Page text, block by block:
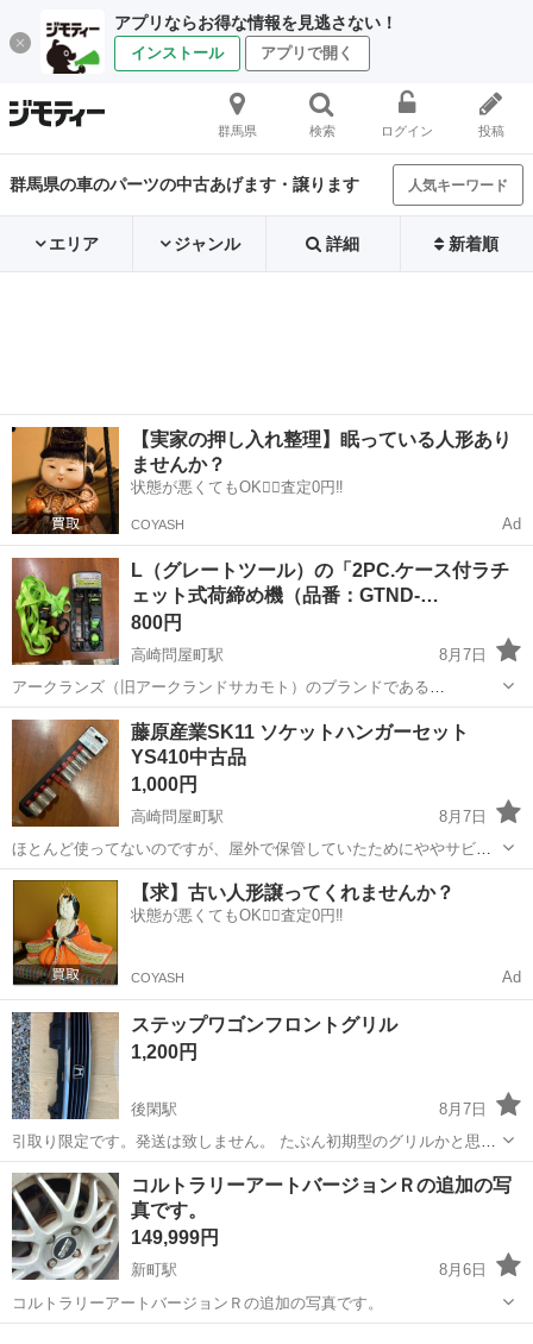
アプリならお得な情報を見逃さない！
インストール アプリで開く
群馬県 検索 ログイン 投稿
群馬県の車のパーツの中古あげます・譲ります 人気キーワード
エリア ジャンル 詳細 新着順
【実家の押し入れ整理】眠っている人形あり
ませんか？
状態が悪くてもOK🙆‍♀️査定0円‼️
COYASH Ad
L（グレートツール）の「2PC.ケース付ラチ
ェット式荷締め機（品番：GTND-…
800円
高崎問屋町駅
8月7日
アークランズ（旧アークランドサカモト）のブランドである
GREATTOOL（グレートツール）の「2PC.ケース付ラチェット式荷締
め機（品番：GTND-25W）」です。 片方だけ1回使いました ラチェッ
ト構造により、軽い力で...
群馬 高崎市 高崎問屋町駅 キャリア、ラック
ラチェット
藤原産業SK11 ソケットハンガーセット
YS410中古品
1,000円
高崎問屋町駅
8月7日
ほとんど使ってないのですが、屋外で保管していたためにややサビあ
り。パーツが3個ほどかけております。揃っているサイズは 10、12、
13、14、15、21、22、24の8サイズです 17、19が欠けているサイズで
す 藤原産...
群馬 高崎市 高崎問屋町駅 メンテナンス用品
【求】古い人形譲ってくれませんか？
状態が悪くてもOK🙆‍♀️査定0円‼️
COYASH Ad
ステップワゴンフロントグリル
1,200円
後閑駅
8月7日
引取り限定です。発送は致しません。 たぶん初期型のグリルかと思い
ます。
群馬 利根郡 後閑駅 外装、車外用品 フロントグリル
コルトラリーアートバージョンＲの追加の写
真です。
149,999円
新町駅
8月6日
コルトラリーアートバージョンＲの追加の写真です。